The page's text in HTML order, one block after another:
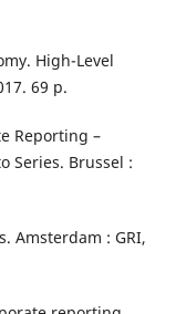
High-Level
69 p.
Reporting –
Series. Brussel :
Amsterdam : GRI,